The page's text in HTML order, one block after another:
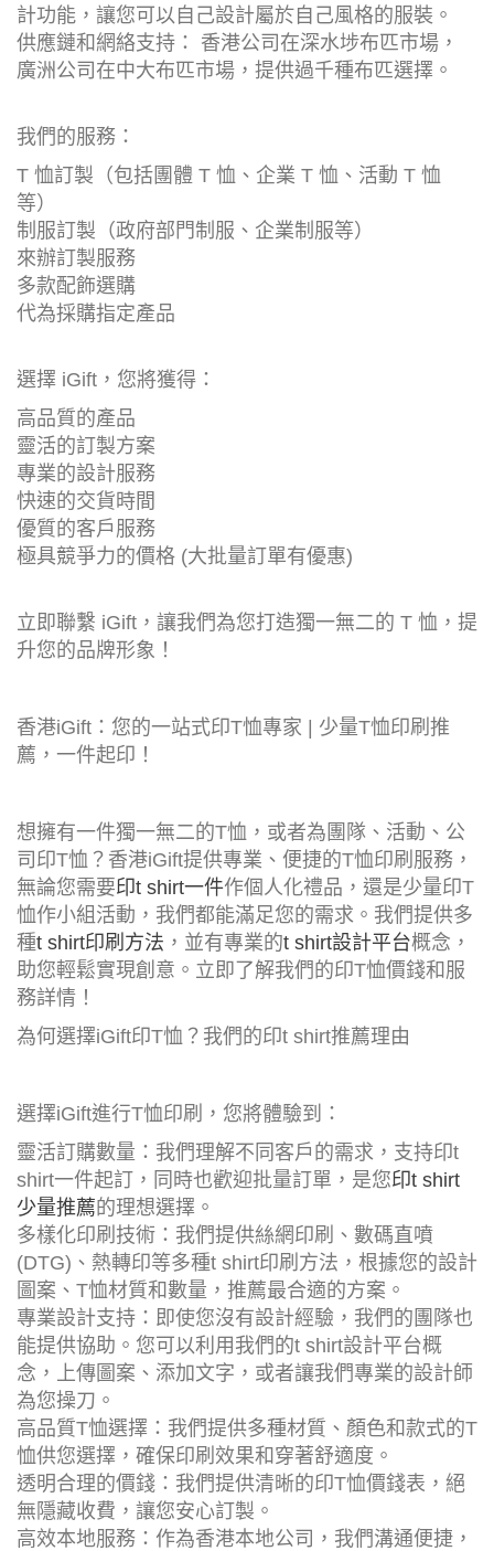
計功能，讓您可以自己設計屬於自己風格的服裝。
供應鏈和網絡支持： 香港公司在深水埗布匹市場，
廣洲公司在中大布匹市場，提供過千種布匹選擇。
我們的服務：
T 恤訂製（包括團體 T 恤、企業 T 恤、活動 T 恤
等）
制服訂製（政府部門制服、企業制服等）
來辦訂製服務
多款配飾選購
代為採購指定產品
選擇 iGift，您將獲得：
高品質的產品
靈活的訂製方案
專業的設計服務
快速的交貨時間
優質的客戶服務
極具競爭力的價格 (大批量訂單有優惠)
立即聯繫 iGift，讓我們為您打造獨一無二的 T 恤，提
升您的品牌形象！
香港iGift：您的一站式印T恤專家 | 少量T恤印刷推
薦，一件起印！
想擁有一件獨一無二的T恤，或者為團隊、活動、公
司印T恤？香港iGift提供專業、便捷的T恤印刷服務，
無論您需要印t shirt一件作個人化禮品，還是少量印T
恤作小組活動，我們都能滿足您的需求。我們提供多
種t shirt印刷方法 ，並有專業的t shirt設計平台概念，
助您輕鬆實現創意。立即了解我們的印T恤價錢和服
務詳情！
為何選擇iGift印T恤？我們的印t shirt推薦理由
選擇iGift進行T恤印刷，您將體驗到：
靈活訂購數量：我們理解不同客戶的需求，支持印t
shirt一件起訂，同時也歡迎批量訂單，是您印t shirt
少量推薦的理想選擇。
多樣化印刷技術：我們提供絲網印刷、數碼直噴
(DTG)、熱轉印等多種t shirt印刷方法，根據您的設計
圖案、T恤材質和數量，推薦最合適的方案。
專業設計支持：即使您沒有設計經驗，我們的團隊也
能提供協助。您可以利用我們的t shirt設計平台概
念，上傳圖案、添加文字，或者讓我們專業的設計師
為您操刀。
高品質T恤選擇：我們提供多種材質、顏色和款式的T
恤供您選擇，確保印刷效果和穿著舒適度。
透明合理的價錢：我們提供清晰的印T恤價錢表，絕
無隱藏收費，讓您安心訂製。
高效本地服務：作為香港本地公司，我們溝通便捷，